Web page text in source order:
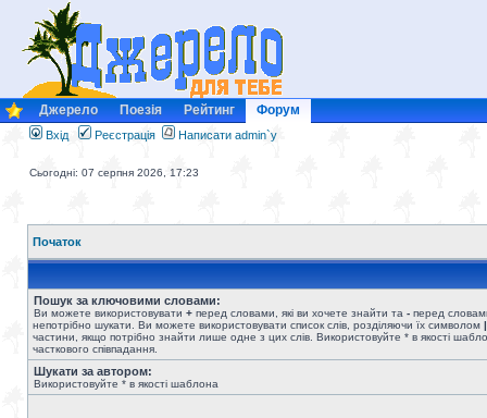
Джерело Поезія Рейтинг Форум
Вхід Реєстрація Написати admin`у
Сьогодні: 07 серпня 2026, 17:23
Початок
Пошук за ключовими словами:
Ви можете використовувати + перед словами, які ви хочете знайти та - перед
непотрібно шукати. Ви можете використовувати список слів, розділяючи їх символом |
частини, якщо потрібно знайти лише одне з цих слів. Використовуйте * в якості
часткового співпадання.
Шукати за автором:
Використовуйте * в якості шаблона